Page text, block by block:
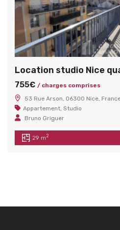
755€ / charges comprises
53 Rue Arson, 06300 Nice,
Appartement, Studio
Bruno Griguer
29 m 2